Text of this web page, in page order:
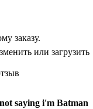
заказу.
или загрузить
saying i'm Batman